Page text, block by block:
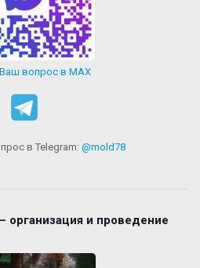
вопрос в MAX
в Telegram: @mold78
организация и проведение